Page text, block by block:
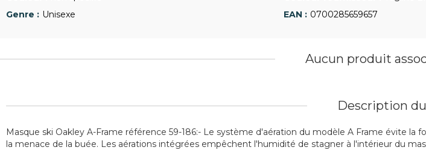
Unisexe
0700285659657
Description
Masque ski Oakley A-Frame référence 59-186:- Le système d'aération du modèle A Frame évite
la menace de la buée. Les aérations intégrées empêchent l'humidité de stagner à l'intérieur du
Aucun produit